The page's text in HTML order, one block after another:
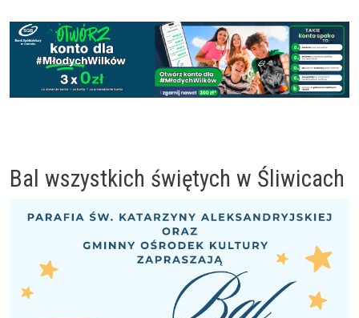
Bal wszystkich świętych w Śliwicach